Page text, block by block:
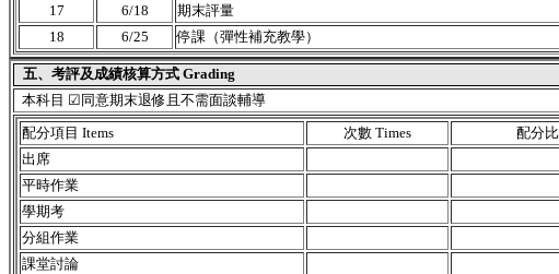
17
6/18
期末評量
18
6/25 停課（彈性補充教學）
五、考評及成績核算方式 Grading
本科目 ☑同意期末退修且不需面談輔導
配分項目 Items
次數 Times 配分
出席
平時作業
學期考
分組作業
課堂討論